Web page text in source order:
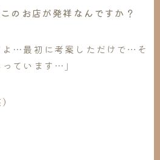
のお店が発祥なんですか？
よ…最初に考案しただけで…そ
ています…」